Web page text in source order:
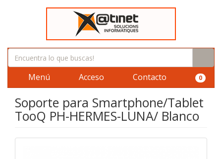
Menú Acceso Contacto 0
Soporte para Smartphone/Tablet
TooQ PH-HERMES-LUNA/ Blanco